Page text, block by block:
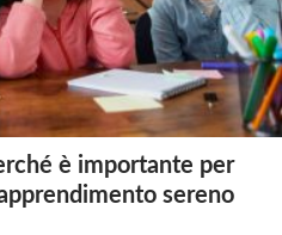
è importante per
sereno